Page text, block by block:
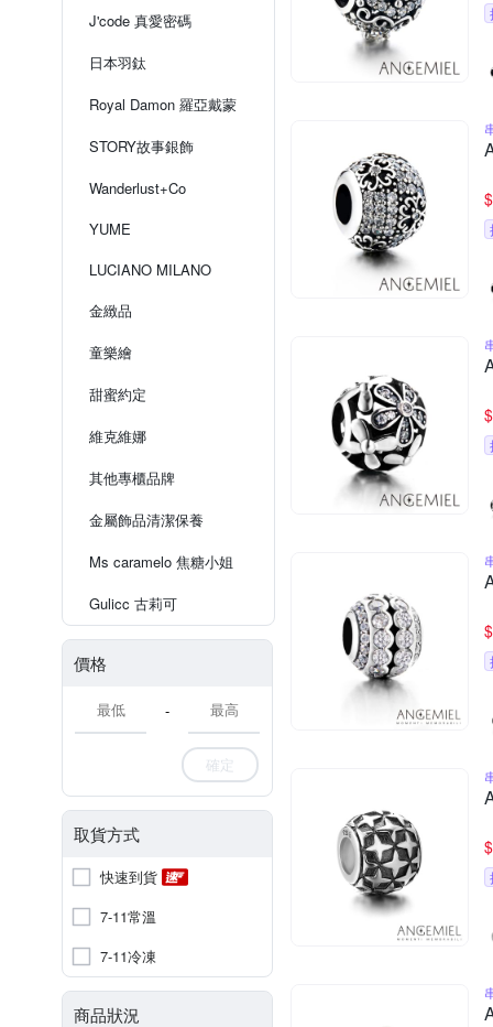
J'code 真愛密碼
日本羽鈦
Royal Damon 羅亞戴蒙
STORY故事銀飾
Wanderlust+Co
YUME
LUCIANO MILANO
金緻品
童樂繪
甜蜜約定
維克維娜
其他專櫃品牌
金屬飾品清潔保養
Ms caramelo 焦糖小姐
Gulicc 古莉可
價格
-
確定
取貨方式
快速到貨
7-11常溫
7-11冷凍
商品狀況
$
$
$
$